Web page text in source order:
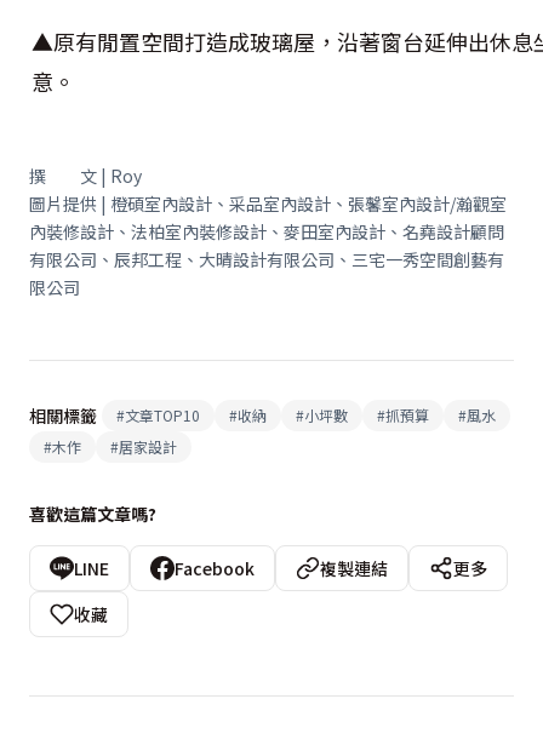
▲原有閒置空間打造成玻璃屋，沿著窗台延伸出休
意。
撰 文 | Roy
圖片提供 | 橙碩室內設計、采品室內設計、張馨室內設計/瀚觀室
內裝修設計、法柏室內裝修設計、麥田室內設計、名堯設計顧問
有限公司、辰邦工程、大晴設計有限公司、三宅一秀空間創藝有
限公司
相關標籤 #文章TOP10 #收納 #小坪數 #抓預算 #風水
#木作 #居家設計
喜歡這篇文章嗎?
LINE Facebook 複製連結
更多
收藏